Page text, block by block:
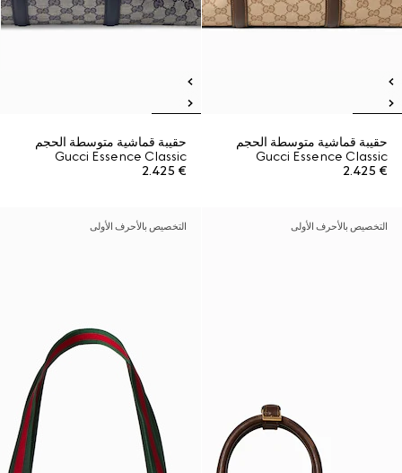
حقيبة قماشية متوسطة الحجم
Gucci Essence Classic
€ 2.425
حقيبة قماشية متوسطة الحجم
Gucci Essence Classic
€ 2.425
التخصيص بالأحرف الأولى التخصيص بالأحرف الأولى